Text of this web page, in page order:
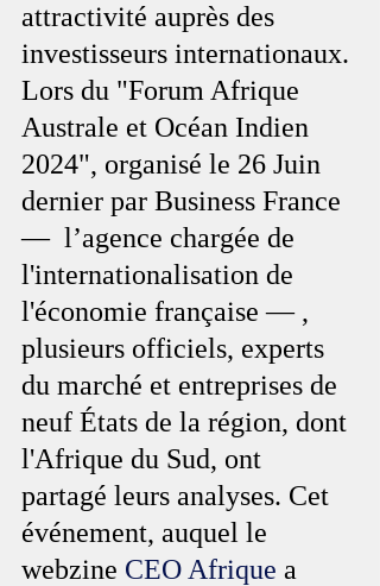
attractivité auprès des
investisseurs internationaux.
Lors du "Forum Afrique
Australe et Océan Indien
2024", organisé le 26 Juin
dernier par Business France
—  l’agence chargée de
l'internationalisation de
l'économie française — ,
plusieurs officiels, experts
du marché et entreprises de
neuf États de la région, dont
l'Afrique du Sud, ont
partagé leurs analyses. Cet
événement, auquel le
webzine CEO Afrique a